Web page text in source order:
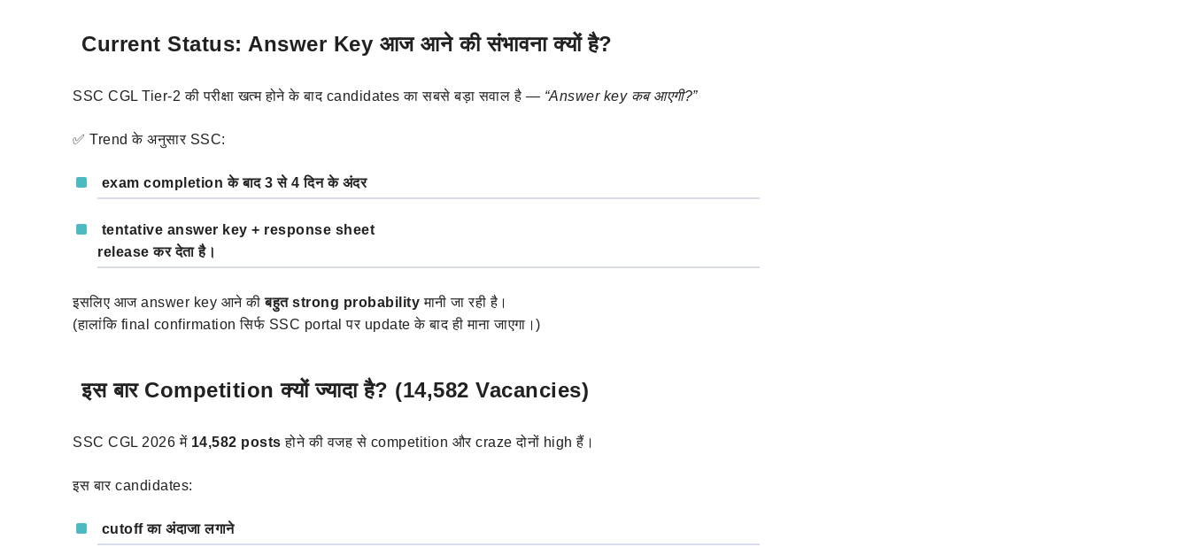
Current Status: Answer Key आज आने की संभावना क्यों है?
SSC CGL Tier-2 की परीक्षा खत्म होने के बाद candidates का सबसे बड़ा सवाल है — “Answer key कब आएगी?”
✅ Trend के अनुसार SSC:
exam completion के बाद 3 से 4 दिनके अंदर
tentative answer key + response sheet
release कर देता है।
इसलिए आज answer key आने कीबहुत strong probability मानी जा रही है।
(हालांकि final confirmation सिर्फ SSC portal पर update के बाद ही माना जाएगा।)
इस बार Competition क्यों ज्यादा है? (14,582 Vacancies)
SSC CGL 2026 में 14,582 posts होने की वजह से competition और craze दोनों high हैं।
इस बार candidates:
cutoff का अंदाजा लगाने